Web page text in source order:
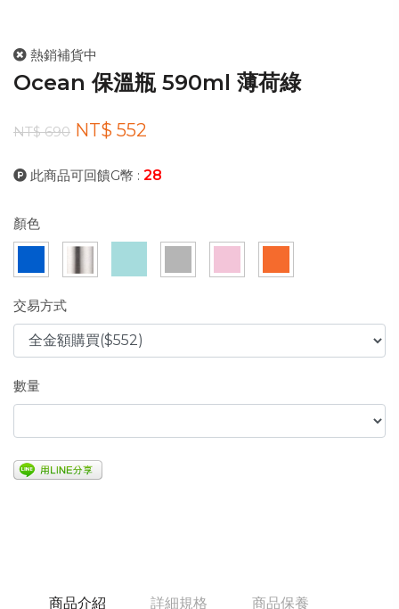
熱銷補貨中
Ocean 保溫瓶 590ml 薄荷綠
NT$ 690 NT$ 552
此商品可回饋G幣 : 28
顏色
交易方式
數量
商品介紹 詳細規格 商品保養